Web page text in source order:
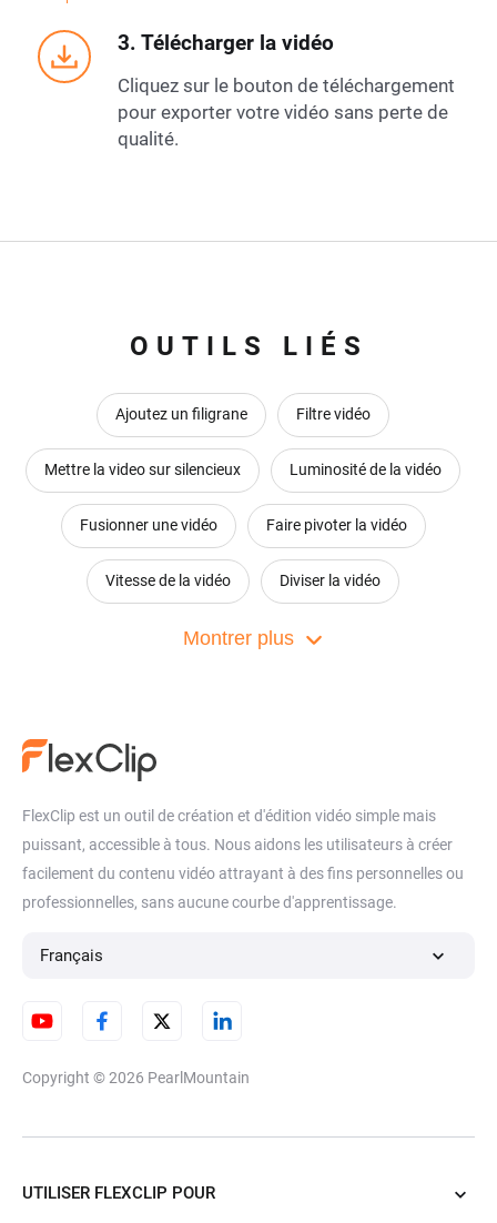
3. Télécharger la vidéo
Cliquez sur le bouton de téléchargement
pour exporter votre vidéo sans perte de
qualité.
OUTILS LIÉS
Ajoutez un filigrane Filtre vidéo
Mettre la video sur silencieux Luminosité de la vidéo
Fusionner une vidéo Faire pivoter la vidéo
Vitesse de la vidéo Diviser la vidéo
Zoom vidéo Flip Video
Image dans l'image
Courbe de Vitesse
Redimensionner la Vidéo Rognage de Vidéo
Montrer plus
FlexClip est un outil de création et d'édition vidéo simple mais
puissant, accessible à tous. Nous aidons les utilisateurs à créer
facilement du contenu vidéo attrayant à des fins personnelles ou
professionnelles, sans aucune courbe d'apprentissage.
Français
Copyright © 2026 PearlMountain
UTILISER FLEXCLIP POUR